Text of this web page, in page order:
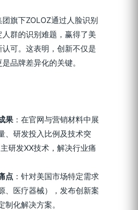
旗下ZOLOZ通过人脸识别
群的识别难题，赢得了美
可。这表明，创新不仅是
品牌差异化的关键。
果 ：在官网与营销材料中展
、研发投入比例及技术突
研发XX技术，解决行业痛
点 ：针对美国市场特定需求
、医疗器械），发布创新案
制化解决方案。